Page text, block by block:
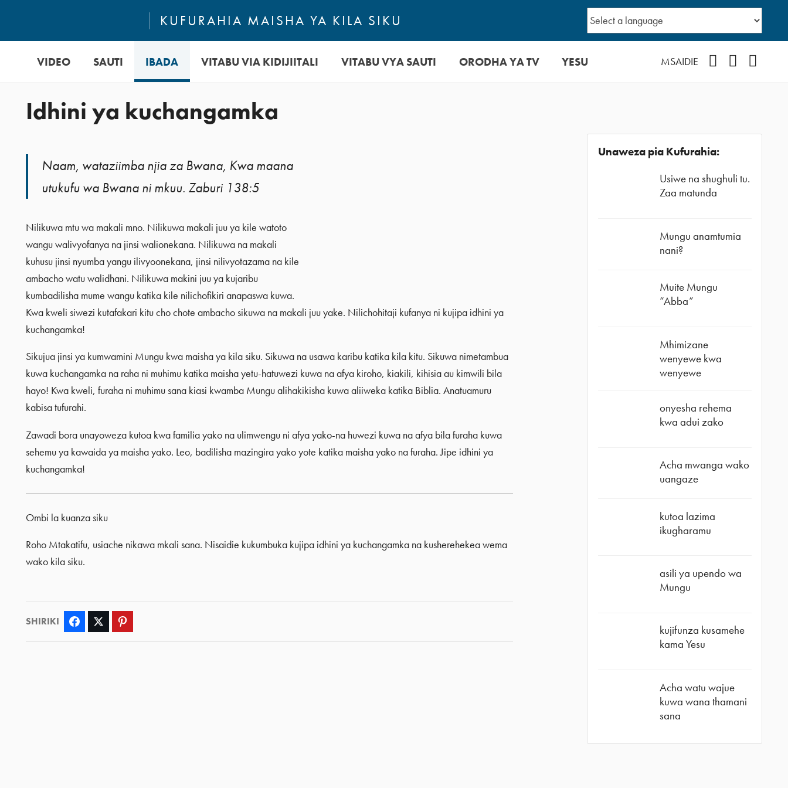
KUFURAHIA MAISHA YA KILA SIKU
VIDEO SAUTI IBADA VITABU VIA KIDIJIITALI VITABU VYA SAUTI ORODHA YA TV YESU MSAIDIE
Idhini ya kuchangamka
Naam, wataziimba njia za Bwana, Kwa maana
utukufu wa Bwana ni mkuu. Zaburi 138:5
Nilikuwa mtu wa makali mno. Nilikuwa makali juu ya kile watoto
wangu walivyofanya na jinsi walionekana. Nilikuwa na makali
kuhusu jinsi nyumba yangu ilivyoonekana, jinsi nilivyotazama na kile
ambacho watu walidhani. Nilikuwa makini juu ya kujaribu
kumbadilisha mume wangu katika kile nilichofikiri anapaswa kuwa.
Kwa kweli siwezi kutafakari kitu cho chote ambacho sikuwa na makali juu yake. Nilichohitaji kufanya ni kujipa idhini ya
kuchangamka!
Sikujua jinsi ya kumwamini Mungu kwa maisha ya kila siku. Sikuwa na usawa karibu katika kila kitu. Sikuwa nimetambua
kuwa kuchangamka na raha ni muhimu katika maisha yetu-hatuwezi kuwa na afya kiroho, kiakili, kihisia au kimwili bila
hayo! Kwa kweli, furaha ni muhimu sana kiasi kwamba Mungu alihakikisha kuwa aliiweka katika Biblia. Anatuamuru
kabisa tufurahi.
Zawadi bora unayoweza kutoa kwa familia yako na ulimwengu ni afya yako-na huwezi kuwa na afya bila furaha kuwa
sehemu ya kawaida ya maisha yako. Leo, badilisha mazingira yako yote katika maisha yako na furaha. Jipe idhini ya
kuchangamka!
Ombi la kuanza siku
Roho Mtakatifu, usiache nikawa mkali sana. Nisaidie kukumbuka kujipa idhini ya kuchangamka na kusherehekea wema
wako kila siku.
SHIRIKI Facebook Twitter
Unaweza pia Kufurahia:
Usiwe na shughuli tu.
Zaa matunda
Mungu anamtumia
nani?
Muite Mungu
“Abba”
Mhimizane
wenyewe kwa
wenyewe
onyesha rehema
kwa adui zako
Acha mwanga wako
uangaze
kutoa lazima
ikugharamu
asili ya upendo wa
Mungu
kujifunza kusamehe
kama Yesu
Acha watu wajue
kuwa wana thamani
sana